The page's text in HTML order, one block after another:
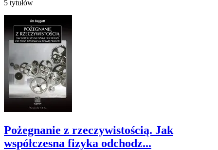
5 tytułów
Pożegnanie z rzeczywistością. Jak
współczesna fizyka odchodz...